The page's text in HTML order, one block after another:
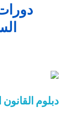
دبلوم